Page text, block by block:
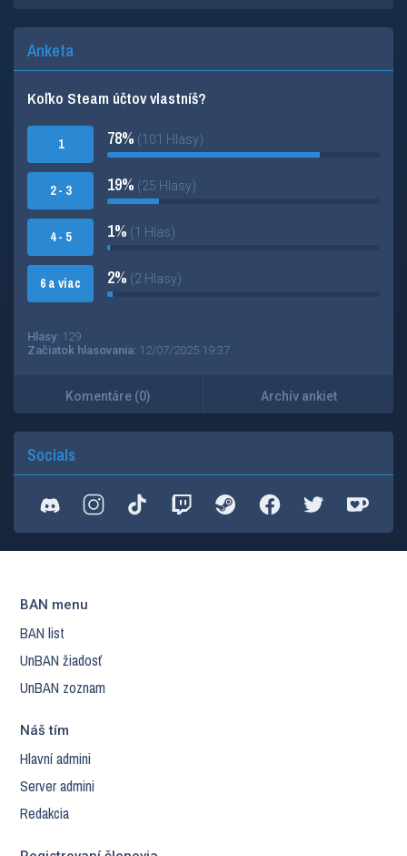
Anketa
Koľko Steam účtov vlastníš?
1
2 - 3
4 - 5
6 a viac
78% (101 Hlasy)
19% (25 Hlasy)
1% (1 Hlas)
2% (2 Hlasy)
Hlasy: 129
Začiatok hlasovania: 12/07/2025 19:37
Komentáre (0) Archív ankiet
Socials
BAN menu
BAN list
UnBAN žiadosť
UnBAN zoznam
Náš tím
Hlavní admini
Server admini
Redakcia